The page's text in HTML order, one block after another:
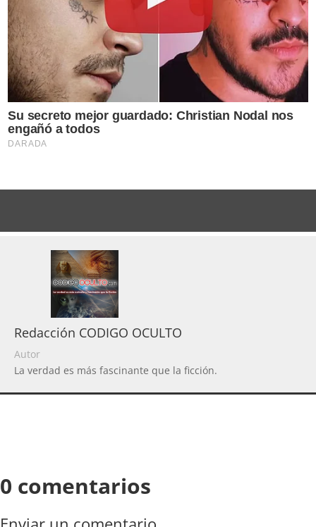
Redacción CODIGO OCULTO
Autor
La verdad es más fascinante que la ficción.
0 comentarios